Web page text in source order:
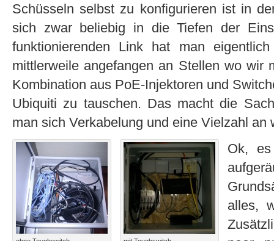
Schüsseln selbst zu konfigurieren ist in
sich zwar beliebig in die Tiefen der
funktionierenden Link hat man
mittlerweile angefangen an Stellen wo wir
Kombination aus PoE-Injektoren und
Ubiquiti zu tauschen. Das macht die
man sich Verkabelung und eine Vielzahl an
Ok,
alles,